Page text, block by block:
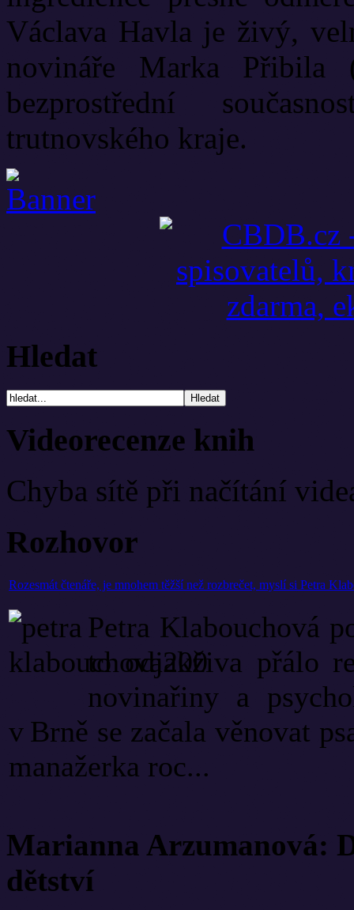
Václava Havla je živý,
novináře Marka Přibila
bezprostřední
trutnovského kraje.
Hledat
Videorecenze knih
Chyba sítě při načítání
Rozhovor
Rozesmát čtenáře, je mnohem těžší než rozbrečet, myslí si Petra
Petra Klabouchová
to odjakživa přálo
novinařiny a
v Brně se začala věnovat
manažerka roc...
Marianna Arzumanová:
dětství